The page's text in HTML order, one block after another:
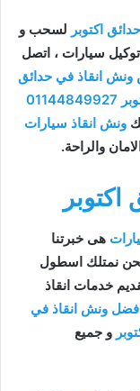
اكتوبر لسحب و
سيارات ، اتصل
ونش انقاذ في حدائق
01144849927
ونش انقاذ سيارات
والراحة.
هى خبرتنا
نمتلك اسطول
خدمات انقاذ
ونش انقاذ في
و جميع